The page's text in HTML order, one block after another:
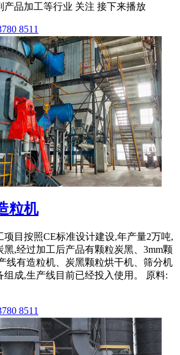
产品加工等行业 关注 接下来播放
8511
粒机
项目按照CE标准设计建设,年产量2万吨,
黑,经过加工后产品有颗粒炭黑、3mm颗
线有造粒机、炭黑颗粒烘干机、筛分机
组成,生产线目前已经投入使用。 原料:
8511